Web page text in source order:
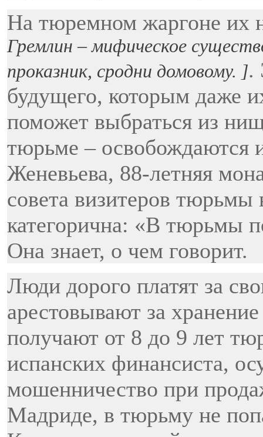
На тюремном жаргоне их
Гремлин – мифическое
проказник, сродни домовому. ].
будущего, которым даже
поможет выбраться из
тюрьме – освобождаются
Женевьева, 88-летняя
совета визитеров тюрьмы
категорична: «В тюрьмы
Она знает, о чем говорит.
Люди дорого платят за
арестовывают за
получают от 8 до 9 лет
испанских финансиста,
мошенничество при
Мадриде, в тюрьму не